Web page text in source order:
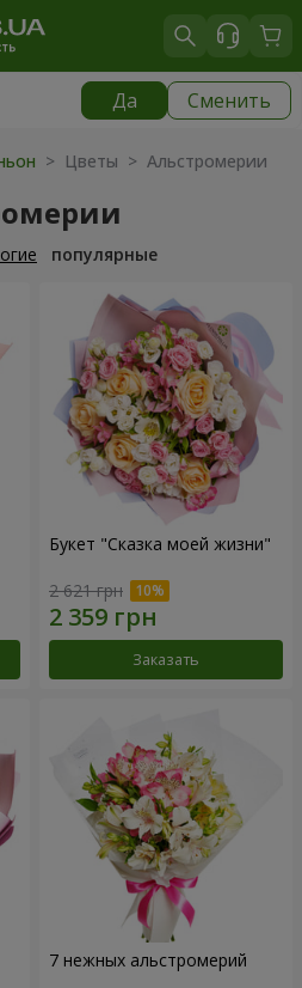
Да Сменить
> Цветы > Альстромерии
популярные
Букет "Сказка моей жизни"
2 621 грн
Заказать
7 нежных альстромерий